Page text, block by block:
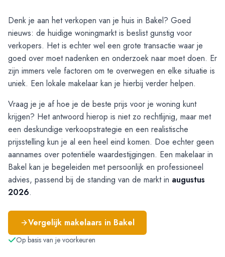
Denk je aan het verkopen van je huis in Bakel? Goed
nieuws: de huidige woningmarkt is beslist gunstig voor
verkopers. Het is echter wel een grote transactie waar je
goed over moet nadenken en onderzoek naar moet doen. Er
zijn immers vele factoren om te overwegen en elke situatie is
uniek. Een lokale makelaar kan je hierbij verder helpen.
Vraag je je af hoe je de beste prijs voor je woning kunt
krijgen? Het antwoord hierop is niet zo rechtlijnig, maar met
een deskundige verkoopstrategie en een realistische
prijsstelling kun je al een heel eind komen. Doe echter geen
aannames over potentiële waardestijgingen. Een makelaar in
Bakel kan je begeleiden met persoonlijk en professioneel
advies, passend bij de standing van de markt in augustus
2026.
Vergelijk makelaars in Bakel
Op basis van je voorkeuren